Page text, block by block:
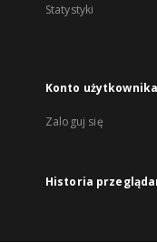
Statystyki
Konto użytkownika
Zaloguj się
Historia